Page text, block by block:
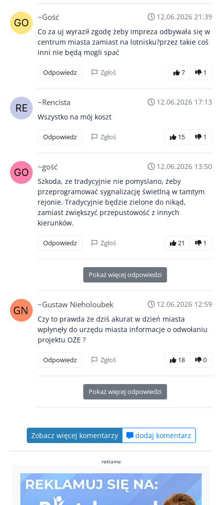
~Gość
12.06.2026 21:39
Co za uj wyraził zgodę żeby impreza odbywała się w
centrum miasta zamiast na lotnisku?przez takie coś
inni nie będą mogli spać
Odpowiedz Zgłoś 7 1
~Rencista
12.06.2026 17:13
Wszystko na mój koszt
Odpowiedz Zgłoś 15 1
~gość
12.06.2026 13:50
Szkoda, ze tradycyjnie nie pomyslano, żeby
przeprogramować sygnalizację świetlną w tamtym
rejonie. Tradycyjnie będzie zielone do nikąd,
zamiast zwiększyć przepustowość z innych
kierunków.
Odpowiedz Zgłoś 21 1
Pokaż więcej odpowiedzi
~Gustaw Nieholoubek
12.06.2026 12:59
Czy to prawda że dziś akurat w dzień miasta
wpłynęły do urzędu miasta informacje o odwołaniu
projektu OZE ?
Odpowiedz Zgłoś 18 0
Pokaż więcej odpowiedzi
Zobacz więcej komentarzy dodaj komentarz
reklama